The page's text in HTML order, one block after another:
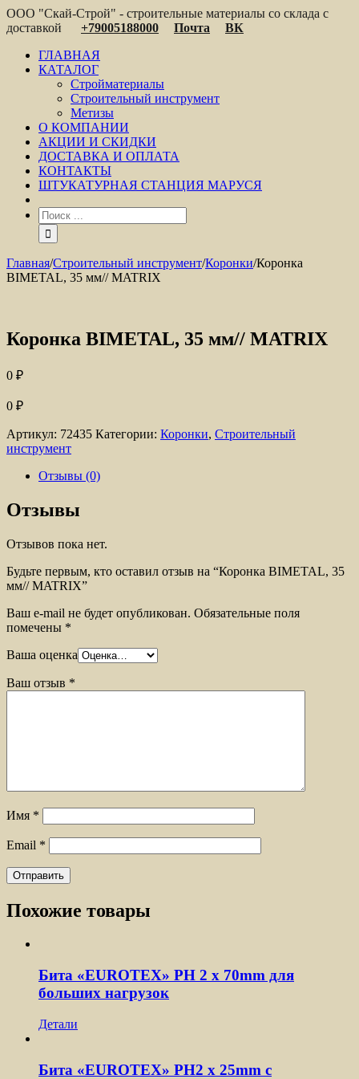
ООО "Скай-Строй" - строительные материалы со склада с
доставкой
+79005188000 Почта
ВК
ГЛАВНАЯ
КАТАЛОГ
Стройматериалы
Строительный инструмент
Метизы
О КОМПАНИИ
АКЦИИ И СКИДКИ
ДОСТАВКА И ОПЛАТА
КОНТАКТЫ
ШТУКАТУРНАЯ СТАНЦИЯ МАРУСЯ
Главная/Строительный инструмент/Коронки/Коронка
BIMETAL, 35 мм// MATRIX
Коронка BIMETAL, 35 мм// MATRIX
0 ₽
0 ₽
Артикул: 72435 Категории: Коронки, Строительный
инструмент
Отзывы (0)
Отзывы
Отзывов пока нет.
Будьте первым, кто оставил отзыв на “Коронка BIMETAL, 35
мм// MATRIX”
Ваш e-mail не будет опубликован. Обязательные поля
помечены *
Ваша оценка
Ваш отзыв *
Имя *
Email *
Похожие товары
Бита «EUROTEX» PH 2 х 70mm для
больших нагрузок
Детали
Бита «EUROTEX» PH2 х 25mm с